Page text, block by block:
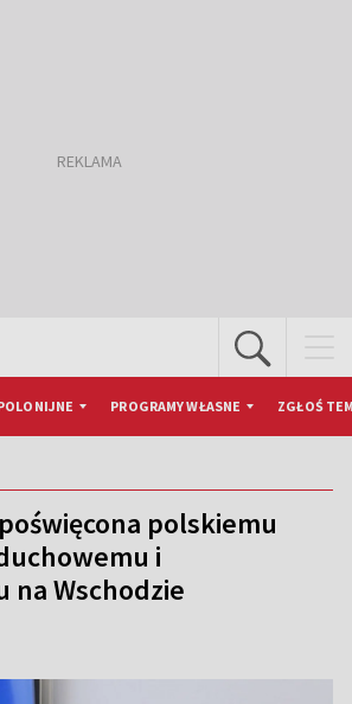
PROGRAMY WŁASNE ZGŁOŚ
polskiemu
i
Wschodzie